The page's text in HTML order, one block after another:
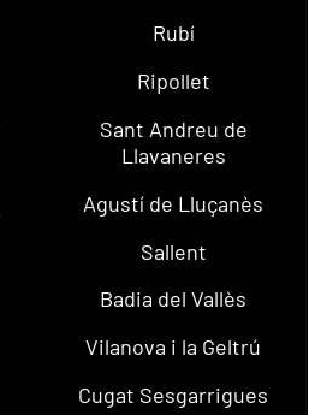
Rubí
Ripollet
Sant Andreu de
Llavaneres
Agustí de Lluçanès
Sallent
Badia del Vallès
Vilanova i la Geltrú
Cugat Sesgarrigues